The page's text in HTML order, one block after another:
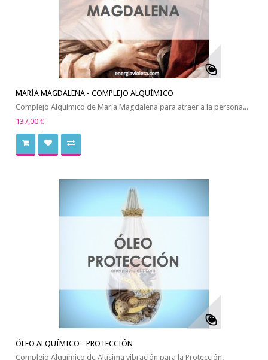
MARÍA MAGDALENA - COMPLEJO ALQUÍMICO
Complejo Alquímico de María Magdalena para atraer a la persona...
137,00 €
ÓLEO ALQUÍMICO - PROTECCIÓN
Complejo Alquímico de Altísima vibración para la Protección.